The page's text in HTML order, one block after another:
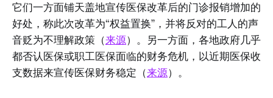
它们一方面铺天盖地宣传医保改革后的门诊报销增加的
好处，称此次改革为“权益置换”，并将反对的工人的声
音贬为不理解政策（来源）。另一方面，各地政府几乎
都否认医保或职工医保面临的财务危机，以近期医保收
支数据来宣传医保财务稳定（来源）。